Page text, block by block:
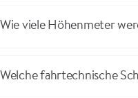
Wie viele Höhenmeter
Welche fahrtechnische